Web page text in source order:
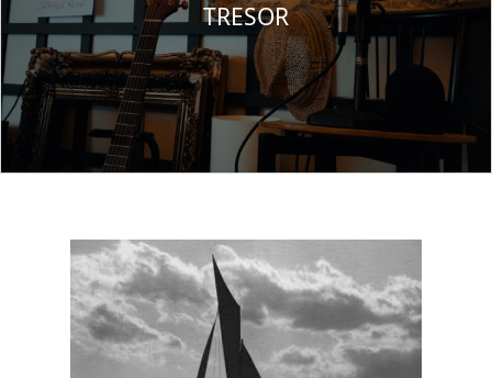
TRESOR